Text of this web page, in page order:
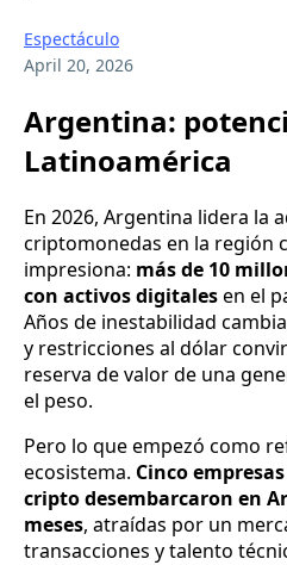
Espectáculo
April 20, 2026
Argentina:
Latinoamérica
En 2026, Argentina lidera la
criptomonedas en la región
impresiona: más de 10
con activos digitalesen el
Años de inestabilidad
y restricciones al dólar
reserva de valor de una
el peso.
Pero lo que empezó como
ecosistema. Cinco
cripto desembarcaron en
meses, atraídas por un
transacciones y talento